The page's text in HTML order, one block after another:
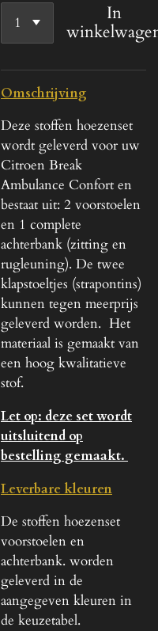
In
Omschrijving
Deze stoffen hoezenset
wordt geleverd voor uw
Citroen Break
Ambulance Confort en
bestaat uit: 2 voorstoelen
en 1 complete
achterbank (zitting en
rugleuning). De twee
klapstoeltjes (strapontins)
kunnen tegen meerprijs
geleverd worden. Het
materiaal is gemaakt van
een hoog kwalitatieve
stof.
Let op: deze set wordt
uitsluitend op
bestelling gemaakt.
Leverbare kleuren
De stoffen hoezenset
voorstoelen en
achterbank. worden
geleverd in de
aangegeven kleuren in
de keuzetabel.